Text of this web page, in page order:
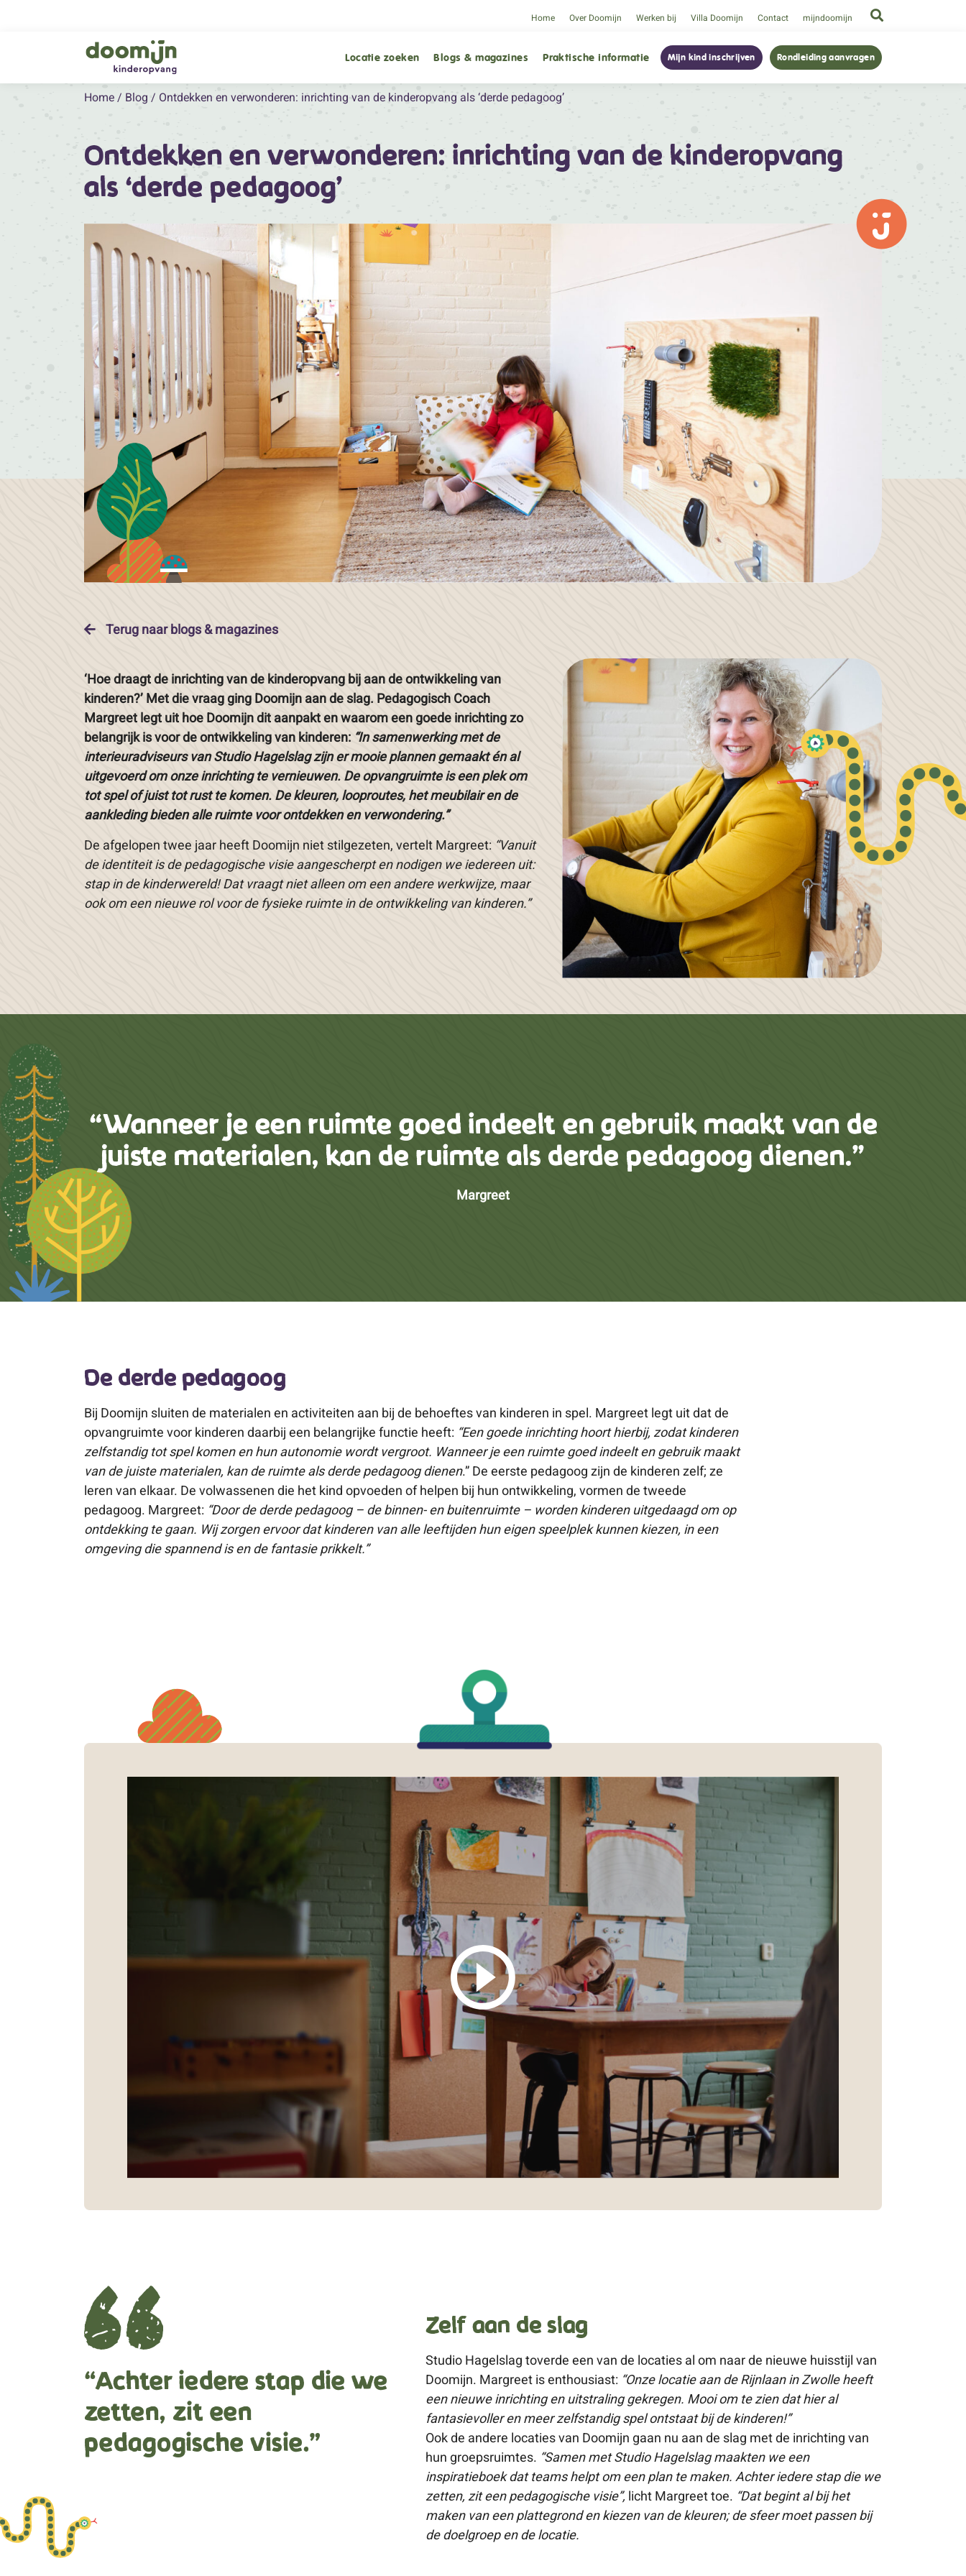
Home Over Doomijn Werken bij Villa Doomijn Contact mijndoomijn
Locatie zoeken Blogs & magazines Praktische informatie Mijn kind inschrijven Rondleiding aanvragen
Home / Blog / Ontdekken en verwonderen: inrichting van de kinderopvang als ‘derde pedagoog’
Ontdekken en verwonderen: inrichting van de kinderopvang
als ‘derde pedagoog’
Terug naar blogs & magazines
‘Hoe draagt de inrichting van de kinderopvang bij aan de ontwikkeling van
kinderen?’ Met die vraag ging Doomijn aan de slag. Pedagogisch Coach
Margreet legt uit hoe Doomijn dit aanpakt en waarom een goede inrichting zo
belangrijk is voor de ontwikkeling van kinderen: “In samenwerking met de
interieuradviseurs van Studio Hagelslag zijn er mooie plannen gemaakt én al
uitgevoerd om onze inrichting te vernieuwen. De opvangruimte is een plek om
tot spel of juist tot rust te komen. De kleuren, looproutes, het meubilair en de
aankleding bieden alle ruimte voor ontdekken en verwondering.”
De afgelopen twee jaar heeft Doomijn niet stilgezeten, vertelt Margreet: “Vanuit
de identiteit is de pedagogische visie aangescherpt en nodigen we iedereen uit:
stap in de kinderwereld! Dat vraagt niet alleen om een andere werkwijze, maar
ook om een nieuwe rol voor de fysieke ruimte in de ontwikkeling van kinderen.”
“Wanneer je een ruimte goed indeelt en gebruik maakt van de
juiste materialen, kan de ruimte als derde pedagoog dienen.”
Margreet
De derde pedagoog
Bij Doomijn sluiten de materialen en activiteiten aan bij de behoeftes van kinderen in spel. Margreet legt uit dat de
opvangruimte voor kinderen daarbij een belangrijke functie heeft: “Een goede inrichting hoort hierbij, zodat kinderen
zelfstandig tot spel komen en hun autonomie wordt vergroot. Wanneer je een ruimte goed indeelt en gebruik maakt
van de juiste materialen, kan de ruimte als derde pedagoog dienen.” De eerste pedagoog zijn de kinderen zelf; ze
leren van elkaar. De volwassenen die het kind opvoeden of helpen bij hun ontwikkeling, vormen de tweede
pedagoog. Margreet: “Door de derde pedagoog – de binnen- en buitenruimte – worden kinderen uitgedaagd om op
ontdekking te gaan. Wij zorgen ervoor dat kinderen van alle leeftijden hun eigen speelplek kunnen kiezen, in een
omgeving die spannend is en de fantasie prikkelt.”
“Achter iedere stap die we
zetten, zit een
pedagogische visie.”
Zelf aan de slag
Studio Hagelslag toverde een van de locaties al om naar de nieuwe huisstijl van
Doomijn. Margreet is enthousiast: “Onze locatie aan de Rijnlaan in Zwolle heeft
een nieuwe inrichting en uitstraling gekregen. Mooi om te zien dat hier al
fantasievoller en meer zelfstandig spel ontstaat bij de kinderen!”
Ook de andere locaties van Doomijn gaan nu aan de slag met de inrichting van
hun groepsruimtes. “Samen met Studio Hagelslag maakten we een
inspiratieboek dat teams helpt om een plan te maken. Achter iedere stap die we
zetten, zit een pedagogische visie”, licht Margreet toe. “Dat begint al bij het
maken van een plattegrond en kiezen van de kleuren; de sfeer moet passen bij
de doelgroep en de locatie.